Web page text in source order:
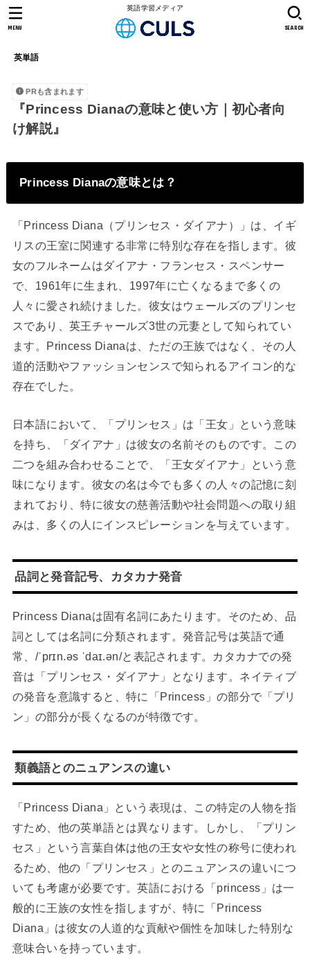
英語学習メディア
英単語
SEARCH
MENU
PRも含まれます
『Princess Dianaの意味と使い方｜初心者向
け解説』
Princess Dianaの意味とは？
「Princess Diana（プリンセス・ダイアナ）」は、イギ
リスの王室に関連する非常に特別な存在を指します。彼
女のフルネームはダイアナ・フランセス・スペンサー
で、1961年に生まれ、1997年に亡くなるまで多くの
人々に愛され続けました。彼女はウェールズのプリンセ
スであり、英王チャールズ3世の元妻として知られてい
ます。Princess Dianaは、ただの王族ではなく、その人
道的活動やファッションセンスで知られるアイコン的な
存在でした。
日本語において、「プリンセス」は「王女」という意味
を持ち、「ダイアナ」は彼女の名前そのものです。この
二つを組み合わせることで、「王女ダイアナ」という意
味になります。彼女の名は今でも多くの人々の記憶に刻
まれており、特に彼女の慈善活動や社会問題への取り組
みは、多くの人にインスピレーションを与えています。
品詞と発音記号、カタカナ発音
Princess Dianaは固有名詞にあたります。そのため、品
詞としては名詞に分類されます。発音記号は英語で通
常、/ˈprɪn.əs ˈdaɪ.ən/と表記されます。カタカナでの発
音は「プリンセス・ダイアナ」となります。ネイティブ
の発音を意識すると、特に「Princess」の部分で「プリ
ン」の部分が長くなるのが特徴です。
類義語とのニュアンスの違い
「Princess Diana」という表現は、この特定の人物を指
すため、他の英単語とは異なります。しかし、「プリン
セス」という言葉自体は他の王女や女性の称号に使われ
るため、他の「プリンセス」とのニュアンスの違いにつ
いても考慮が必要です。英語における「princess」は一
般的に王族の女性を指しますが、特に「Princess
Diana」は彼女の人道的な貢献や個性を加味した特別な
意味合いを持っています。